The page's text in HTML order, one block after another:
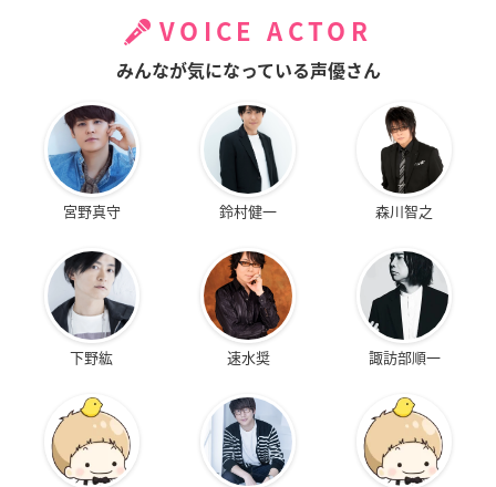
VOICE ACTOR
みんなが気になっている声優さん
宮野真守 鈴村健一 森川智之
下野紘 速水奨 諏訪部順一